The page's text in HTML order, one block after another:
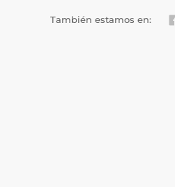
También estamos en: